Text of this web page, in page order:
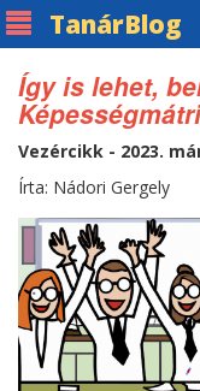
TanárBlog
Így is lehet,
Vezércikk - 2023.
Írta: Nádori Gergely